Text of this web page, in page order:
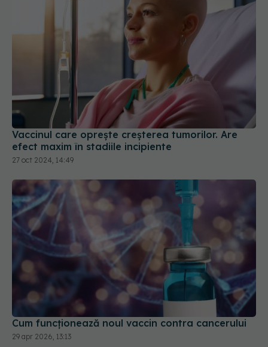
Vaccinul care oprește creșterea tumorilor. Are
efect maxim în stadiile incipiente
27 oct 2024, 14:49
Cum funcționează noul vaccin contra cancerului
29 apr 2026, 13:13